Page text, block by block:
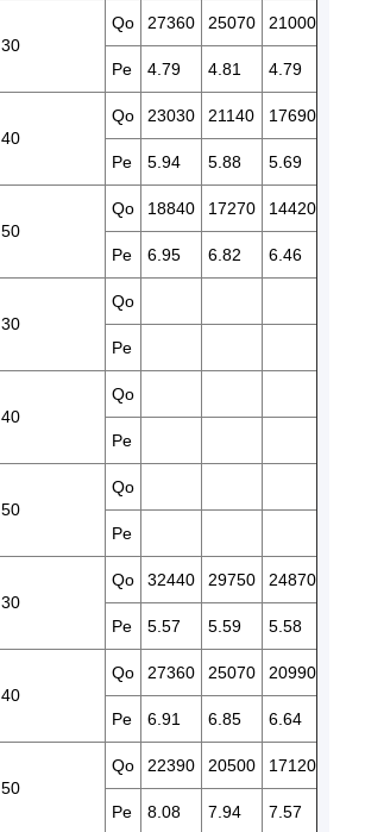
30
Qo 27360 25070 21000
Pe 4.79 4.81 4.79
40
Qo 23030 21140 17690
Pe 5.94 5.88 5.69
50
Qo 18840 17270 14420
Pe 6.95 6.82 6.46
30
Qo
Pe
40
Qo
Pe
50
Qo
Pe
30
Qo 32440 29750 24870
Pe 5.57 5.59 5.58
40
Qo 27360 25070 20990
Pe 6.91 6.85 6.64
50
Qo 22390 20500 17120
Pe 8.08 7.94 7.57